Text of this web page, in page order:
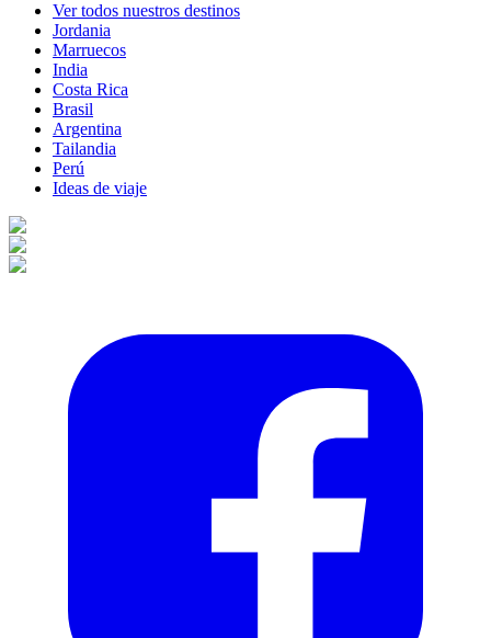
Ver todos nuestros destinos
Jordania
Marruecos
India
Costa Rica
Brasil
Argentina
Tailandia
Perú
Ideas de viaje